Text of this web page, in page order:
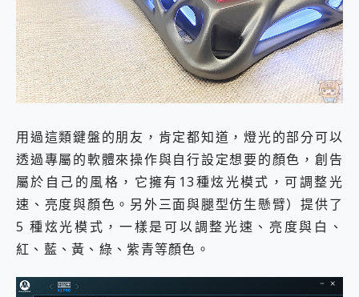
用過這類鍵盤的朋友，肯定都知道，燈光的部分可以
透過專屬的軟體來操作與自行設定想要的顏色，創告
屬於自己的風格，它擁有13種炫光模式，可調整光
速、亮度與顏色。另外三面與腿型仿生懸臂）提供了
5 種炫光模式，一樣是可以調整光速、亮度與白、
紅、藍、黃、綠、紫青等顏色。